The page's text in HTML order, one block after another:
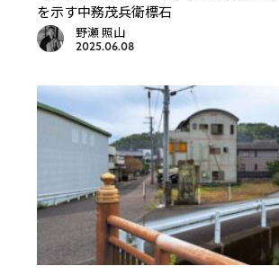
を示す中務茂兵衛標石
野瀬 照山
2025.06.08